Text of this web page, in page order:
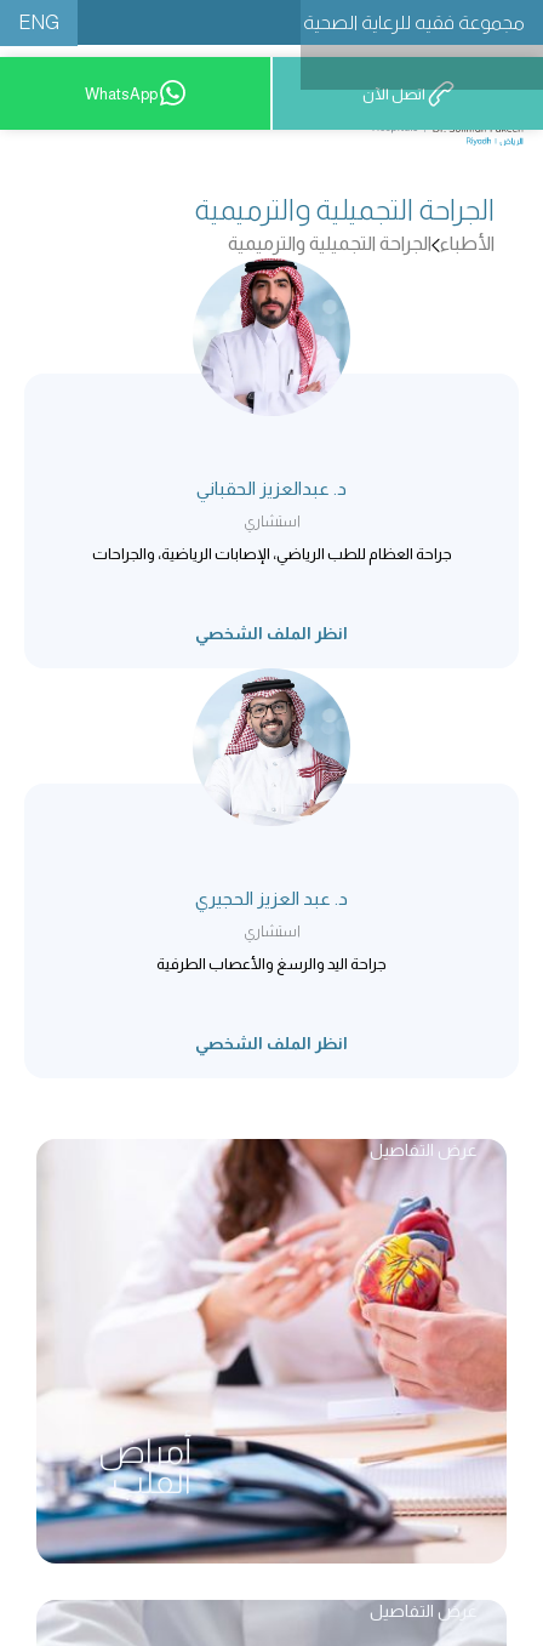
مجموعة فقيه للرعاية الصحية ENG
8001209999
اتصل الآن WhatsApp
الجراحة التجميلية والترميمية
الأطباء الجراحة التجميلية والترميمية
د. عبدالعزیز الحقباني
استشاري
جراحة العظام للطب الریاضي، الإصابات الریاضیة، والجراحات
انظر الملف الشخصي
د. عبد العزيز الحجيري
استشاري
جراحة اليد والرسغ والأعصاب الطرفية
انظر الملف الشخصي
أمراض
القلب
عرض التفاصيل
عرض التفاصيل